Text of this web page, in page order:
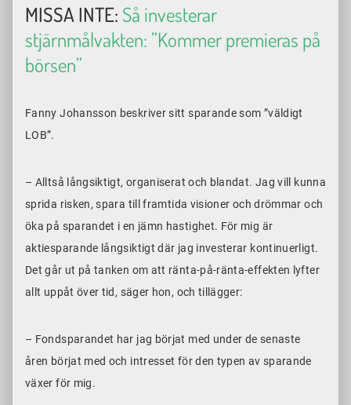
MISSA INTE: Så investerar
stjärnmålvakten: ”Kommer premieras på
börsen”
Fanny Johansson beskriver sitt sparande som ”väldigt
LOB”.
– Alltså långsiktigt, organiserat och blandat. Jag vill kunna
sprida risken, spara till framtida visioner och drömmar och
öka på sparandet i en jämn hastighet. För mig är
aktiesparande långsiktigt där jag investerar kontinuerligt.
Det går ut på tanken om att ränta-på-ränta-effekten lyfter
allt uppåt över tid, säger hon, och tillägger:
– Fondsparandet har jag börjat med under de senaste
åren börjat med och intresset för den typen av sparande
växer för mig.